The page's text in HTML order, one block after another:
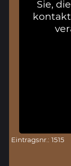
Sie,
Eintragsnr.: 1515